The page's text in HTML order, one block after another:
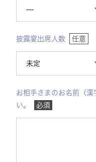
披露宴出席人数 任意
お相手さまのお名前（
い。
必須